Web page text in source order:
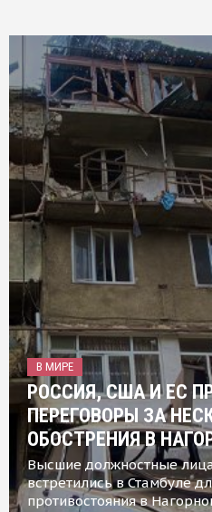
В МИРЕ
РОССИЯ, США И ЕС
ПЕРЕГОВОРЫ ЗА
ОБОСТРЕНИЯ В
Высшие должностные
встретились в Стамбуле
противостояния в